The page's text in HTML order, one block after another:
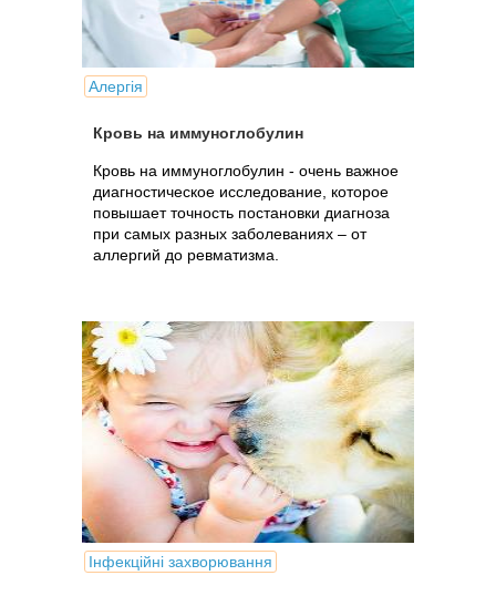
Алергія
Кровь на иммуноглобулин
Кровь на иммуноглобулин - очень важное
диагностическое исследование, которое
повышает точность постановки диагноза
при самых разных заболеваниях – от
аллергий до ревматизма.
Інфекційні захворювання